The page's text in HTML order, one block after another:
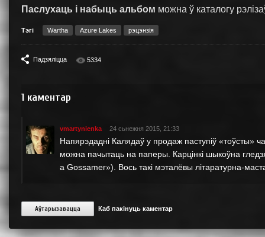
Паслухаць і набыць альбом можна ў каталогу
Тэгі Wartha Azure Lakes рэцэнзія
Падзяліцца 5334
1 каментар
vmartynienka 24 сьнежня 2015, 21:33
Напярэдадні Калядаў у продаж паступіў
можна пачытаць на паперы. Карцінкі шыкоўна
a Gossamer»). Вось такі мэталёвы літаратурна-
Аўтарызавацца Каб пакінуць каментар